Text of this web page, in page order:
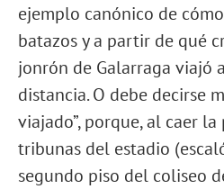
ejemplo canónico de
batazos y a partir de qué
jonrón de Galarraga viajó
distancia. O debe decirse
viajado”, porque, al caer
tribunas del estadio
segundo piso del coliseo